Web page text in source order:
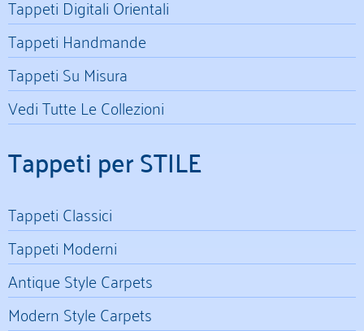
Tappeti Digitali Orientali
Tappeti Handmande
Tappeti Su Misura
Vedi Tutte Le Collezioni
Tappeti per STILE
Tappeti Classici
Tappeti Moderni
Antique Style Carpets
Modern Style Carpets